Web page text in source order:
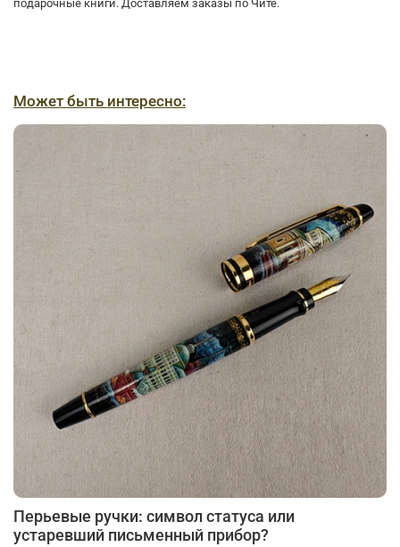
подарочные книги. Доставляем заказы по Чите.
Может быть интересно:
Перьевые ручки: символ статуса или
устаревший письменный прибор?